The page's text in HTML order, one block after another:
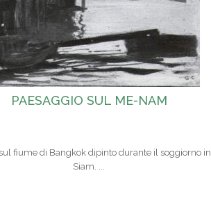
PAESAGGIO SUL ME-NAM
fiume di Bangkok dipinto durante il soggiorno in
Siam. ...